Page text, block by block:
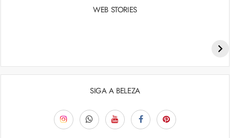
WEB STORIES
SIGA A BELEZA